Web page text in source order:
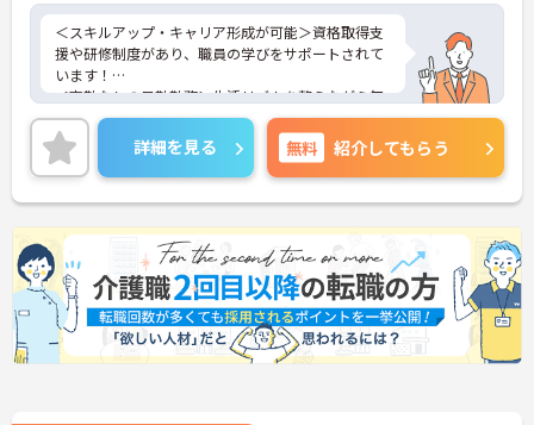
＜スキルアップ・キャリア形成が可能＞資格取得支
援や研修制度があり、職員の学びをサポートされて
います！
＜夜勤なしの日勤勤務＞生活リズムを整えながら無
理なく働けます。
＜寄り添ったケアの実施＞利用者さまに深く寄り添
ったサービスの提供を目指し、職員の専門性を高め
るような人材育成にも注力されています。
ご興味のある方には、面接対策ポイント等、さらに
詳細をお話ししますのでお気軽にご相談ください！
詳細を見る 無料 紹介してもらう